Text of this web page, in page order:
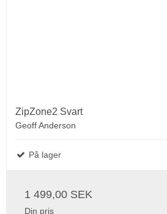
ZipZone2 Svart
Geoff Anderson
På lager
1 499,00 SEK
Din pris